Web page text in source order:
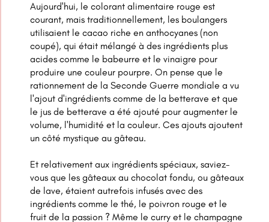
Aujourd'hui, le colorant alimentaire rouge est
courant, mais traditionnellement, les boulangers
utilisaient le cacao riche en anthocyanes (non
coupé), qui était mélangé à des ingrédients plus
acides comme le babeurre et le vinaigre pour
produire une couleur pourpre. On pense que le
rationnement de la Seconde Guerre mondiale a vu
l'ajout d'ingrédients comme de la betterave et que
le jus de betterave a été ajouté pour augmenter le
volume, l'humidité et la couleur. Ces ajouts ajoutent
un côté mystique au gâteau.
Et relativement aux ingrédients spéciaux, saviez-
vous que les gâteaux au chocolat fondu, ou gâteaux
de lave, étaient autrefois infusés avec des
ingrédients comme le thé, le poivron rouge et le
fruit de la passion ? Même le curry et le champagne